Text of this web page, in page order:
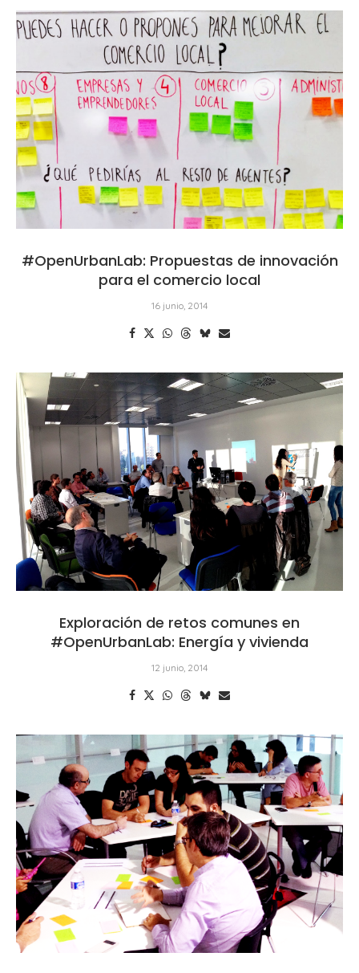
#OpenUrbanLab: Propuestas de innovación
para el comercio local
16 junio, 2014
Exploración de retos comunes en
#OpenUrbanLab: Energía y vivienda
12 junio, 2014